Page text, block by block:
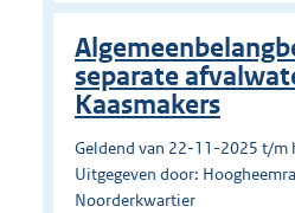
separate
Kaasmakers
Geldend van 22-11-2025 t/m
Uitgegeven door:
Noorderkwartier